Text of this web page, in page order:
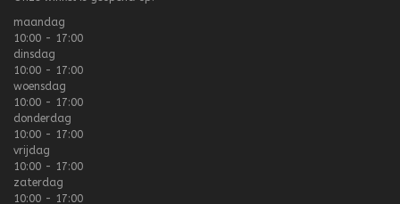
maandag
10:00 - 17:00
dinsdag
10:00 - 17:00
woensdag
10:00 - 17:00
donderdag
10:00 - 17:00
vrijdag
10:00 - 17:00
zaterdag
10:00 - 17:00